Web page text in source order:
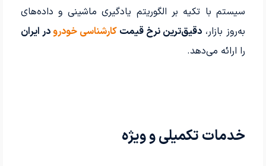
سیستم با تکیه بر الگوریتم یادگیری ماشینی و داده‌های
به‌روز بازار، دقیق‌ترین نرخ قیمتکارشناسی خودرو در ایران
را ارائه می‌دهد.
خدمات تکمیلی و ویژه